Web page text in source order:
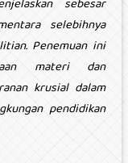
sebesar
selebihnya
Penemuan ini
materi dan
krusial dalam
pendidikan